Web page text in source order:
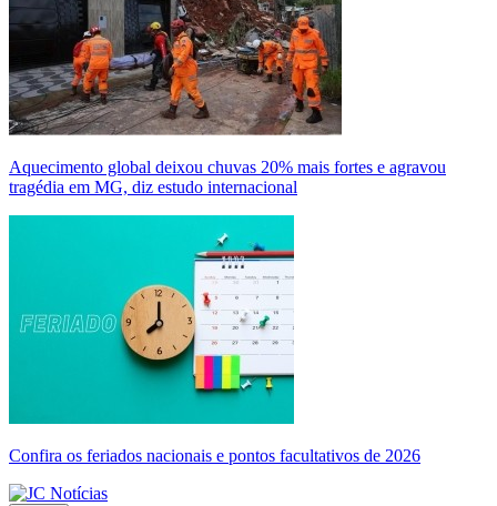
Aquecimento global deixou chuvas 20% mais fortes e agravou
tragédia em MG, diz estudo internacional
Confira os feriados nacionais e pontos facultativos de 2026